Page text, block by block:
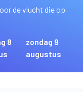
de vlucht die op
8
zondag 9
augustus